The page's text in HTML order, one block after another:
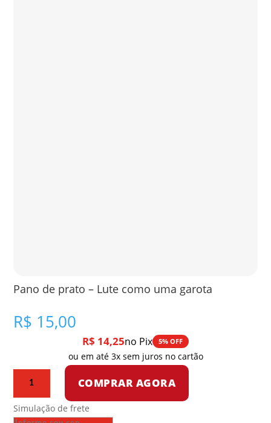
Pano de prato – Lute como uma garota
R$ 15,00
R$ 14,25no Pix 5% OFF
ou em até 3x sem juros no cartão
-
COMPRAR AGORA
Simulação de frete